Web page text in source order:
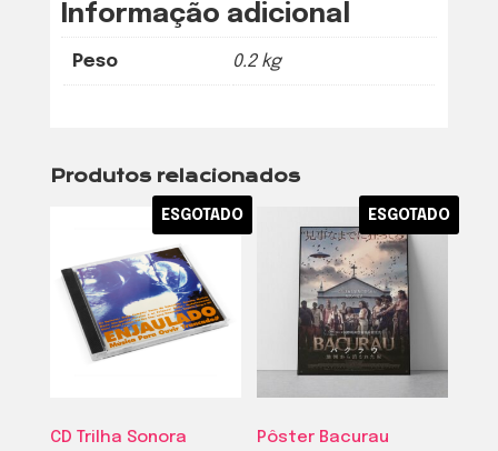
Informação adicional
Peso 0.2 kg
Produtos relacionados
ESGOTADO
CD Trilha Sonora
ESGOTADO
Pôster Bacurau